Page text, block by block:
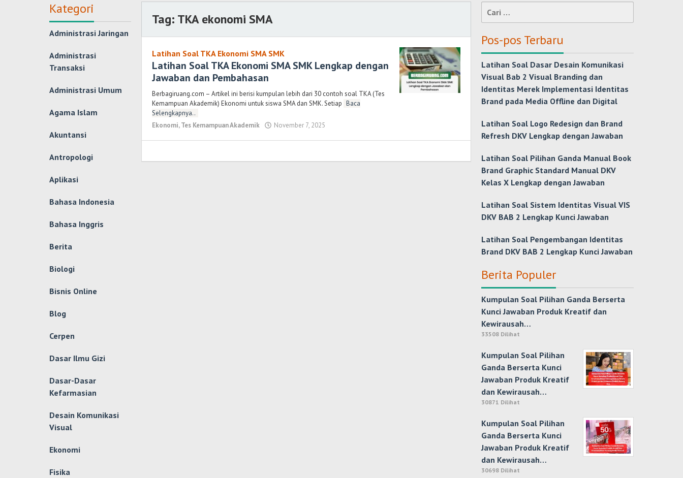
Kategori
Administrasi Jaringan
Administrasi
Transaksi
Administrasi Umum
Agama Islam
Akuntansi
Antropologi
Aplikasi
Bahasa Indonesia
Bahasa Inggris
Berita
Biologi
Bisnis Online
Blog
Cerpen
Dasar Ilmu Gizi
Dasar-Dasar
Kefarmasian
Desain Komunikasi
Visual
Ekonomi
Fisika
Tag: TKA ekonomi SMA
Latihan Soal TKA Ekonomi SMA SMK
Latihan Soal TKA Ekonomi SMA SMK Lengkap dengan
Jawaban dan Pembahasan
Berbagiruang.com – Artikel ini berisi kumpulan lebih dari 30 contoh soal TKA (Tes
Kemampuan Akademik) Ekonomi untuk siswa SMA dan SMK. Setiap Baca
Selengkapnya..
Ekonomi,Tes Kemampuan Akademik November 7, 2025
Cari
untuk:
Pos-pos Terbaru
Latihan Soal Dasar Desain Komunikasi
Visual Bab 2 Visual Branding dan
Identitas Merek Implementasi Identitas
Brand pada Media Offline dan Digital
Latihan Soal Logo Redesign dan Brand
Refresh DKV Lengkap dengan Jawaban
Latihan Soal Pilihan Ganda Manual Book
Brand Graphic Standard Manual DKV
Kelas X Lengkap dengan Jawaban
Latihan Soal Sistem Identitas Visual VIS
DKV BAB 2 Lengkap Kunci Jawaban
Latihan Soal Pengembangan Identitas
Brand DKV BAB 2 Lengkap Kunci Jawaban
Berita Populer
Kumpulan Soal Pilihan Ganda Berserta
Kunci Jawaban Produk Kreatif dan
Kewirausah…
33508 Dilihat
Kumpulan Soal Pilihan
Ganda Berserta Kunci
Jawaban Produk Kreatif
dan Kewirausah…
30871 Dilihat
Kumpulan Soal Pilihan
Ganda Berserta Kunci
Jawaban Produk Kreatif
dan Kewirausah…
30698 Dilihat